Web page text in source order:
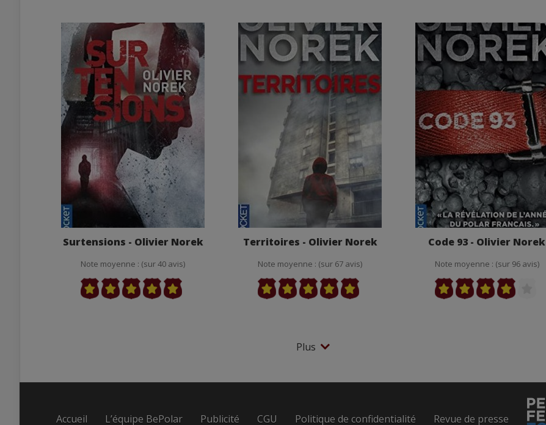
Surtensions - Olivier Norek
Note moyenne : (sur 40 avis)
Territoires - Olivier Norek
Note moyenne : (sur 67 avis)
Code 93 - Olivier Norek
Note moyenne : (sur 96 avis)
Plus
Accueil L’équipe BePolar Publicité CGU Politique de confidentialité Revue de presse